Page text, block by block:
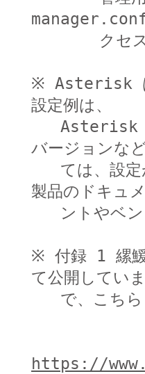
※ Asterisk は
設定例は、
バージョンな
製品のドキュ
※ 付録 1 縲鰀
て公開してい
https://